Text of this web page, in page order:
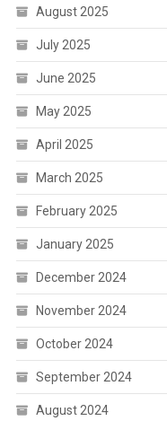
August 2025
July 2025
June 2025
May 2025
April 2025
March 2025
February 2025
January 2025
December 2024
November 2024
October 2024
September 2024
August 2024